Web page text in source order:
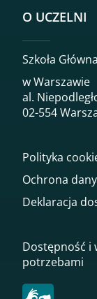
O UCZELNI
Szkoła
w Warszawie
al.
02-554
Polityka
Ochrona
Deklaracja
Dostępność i
potrzebami